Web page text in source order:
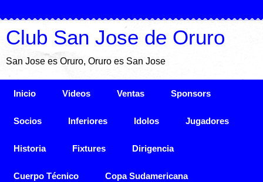
Club San Jose de Oruro
San Jose es Oruro, Oruro es San Jose
Inicio Videos Ventas Sponsors
Socios Inferiores Idolos Jugadores
Historia Fixtures Dirigencia
Cuerpo Técnico Copa Sudamericana